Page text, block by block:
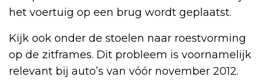
het voertuig op een brug wordt geplaatst.
Kijk ook onder de stoelen naar roestvorming
op de zitframes. Dit probleem is voornamelijk
relevant bij auto’s van vóór november 2012.